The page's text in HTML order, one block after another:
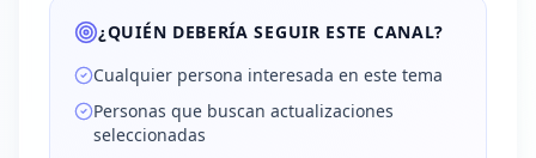
¿QUIÉN DEBERÍA SEGUIR ESTE CANAL?
Cualquier persona interesada en este tema
Personas que buscan actualizaciones
seleccionadas